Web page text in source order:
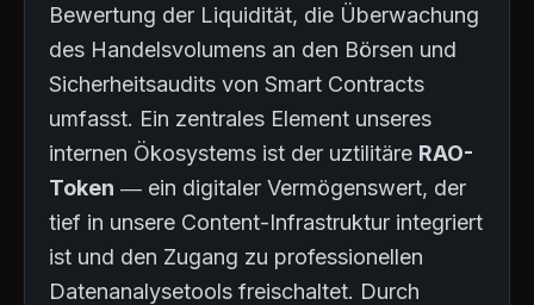
Bewertung der Liquidität, die Überwachung
des Handelsvolumens an den Börsen und
Sicherheitsaudits von Smart Contracts
umfasst. Ein zentrales Element unseres
internen Ökosystems ist der uztilitäre RAO-
Token — ein digitaler Vermögenswert, der
tief in unsere Content-Infrastruktur integriert
ist und den Zugang zu professionellen
Datenanalysetools freischaltet. Durch